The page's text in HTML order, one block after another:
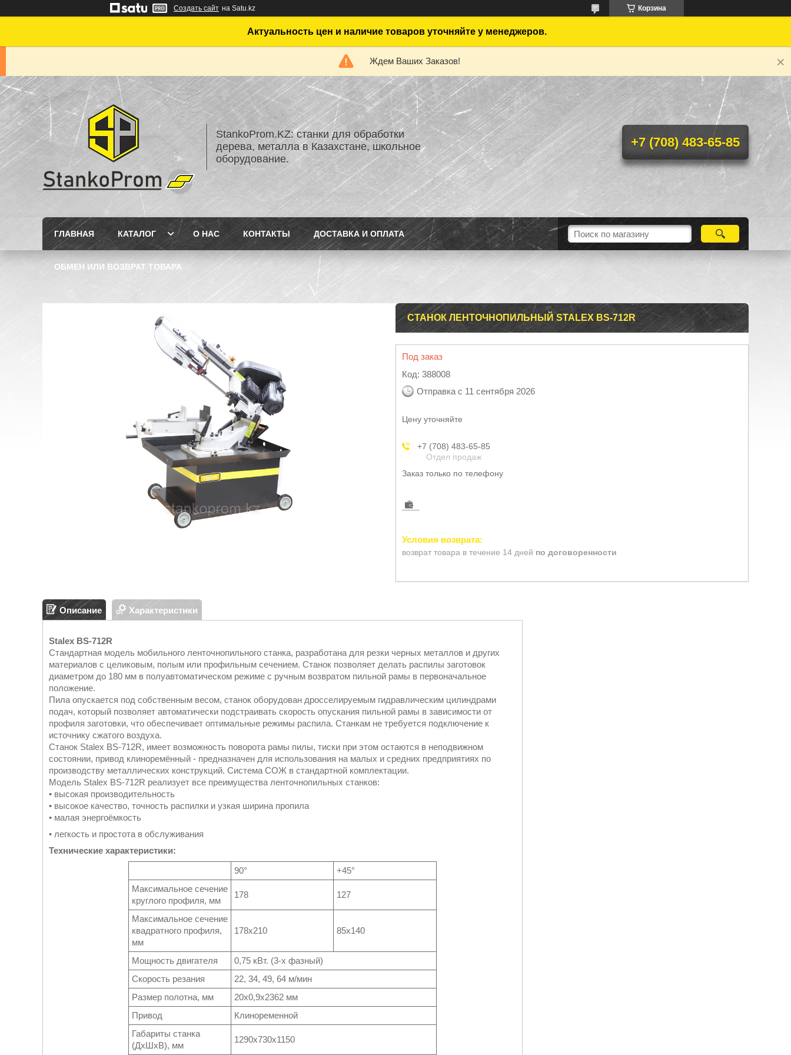
Создать сайт на Satu.kz Корзина
Актуальность цен и наличие товаров уточняйте у менеджеров.
Ждем Ваших Заказов!
StankoProm.KZ: станки для обработки
дерева, металла в Казахстане, школьное
оборудование.
+7 (708) 483-65-85
ГЛАВНАЯ КАТАЛОГ О НАС КОНТАКТЫ ДОСТАВКА И ОПЛАТА
ОБМЕН ИЛИ ВОЗВРАТ ТОВАРА
СТАНОК ЛЕНТОЧНОПИЛЬНЫЙ STALEX BS-712R
Под заказ
Код: 388008
Отправка с 11 сентября 2026
Цену уточняйте
+7 (708) 483-65-85
Отдел продаж
Заказ только по телефону
возврат товара в течение 14 дней по договоренности
Описание Характеристики
Stalex BS-712R
Стандартная модель мобильного ленточнопильного станка, разработана для резки черных металлов и других
материалов с целиковым, полым или профильным сечением. Станок позволяет делать распилы заготовок
диаметром до 180 мм в полуавтоматическом режиме с ручным возвратом пильной рамы в первоначальное
положение.
Пила опускается под собственным весом, станок оборудован дросселируемым гидравлическим цилиндрами
подач, который позволяет автоматически подстраивать скорость опускания пильной рамы в зависимости от
профиля заготовки, что обеспечивает оптимальные режимы распила. Станкам не требуется подключение к
источнику сжатого воздуха.
Станок Stalex BS-712R, имеет возможность поворота рамы пилы, тиски при этом остаются в неподвижном
состоянии, привод клиноремённый - предназначен для использования на малых и средних предприятиях по
производству металлических конструкций. Система СОЖ в стандартной комплектации.
Модель Stalex BS-712R реализует все преимущества ленточнопильных станков:
• высокая производительность
• высокое качество, точность распилки и узкая ширина пропила
• малая энергоёмкость
• легкость и простота в обслуживания
Технические характеристики:
90°
+45°
Максимальное сечение
круглого профиля, мм
178 127
Максимальное сечение
квадратного профиля,
мм
178х210 85х140
Мощность двигателя
0,75 кВт. (3-х фазный)
Скорость резания
22, 34, 49, 64 м/мин
Размер полотна, мм
20х0,9х2362 мм
Привод
Клиноременной
Габариты станка
(ДхШхВ), мм
1290х730х1150